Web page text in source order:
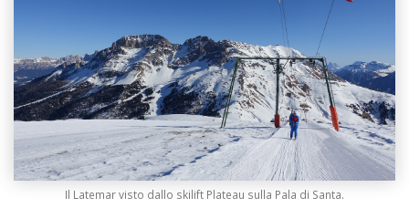
Il Latemar visto dallo skilift Plateau sulla Pala di Santa.